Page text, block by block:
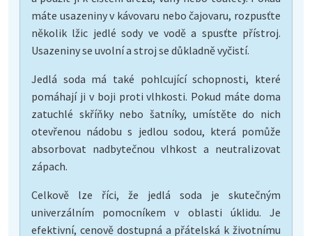
máte usazeniny v kávovaru nebo čajovaru, rozpusťte
několik lžic jedlé sody ve vodě a spusťte přístroj.
Usazeniny se uvolní a stroj se důkladně vyčistí.
Jedlá soda má také pohlcující schopnosti, které
pomáhají ji v boji proti vlhkosti. Pokud máte doma
zatuchlé skříňky nebo šatníky, umístěte do nich
otevřenou nádobu s jedlou sodou, která pomůže
absorbovat nadbytečnou vlhkost a neutralizovat
zápach.
Celkově lze říci, že jedlá soda je skutečným
univerzálním pomocníkem v oblasti úklidu. Je
efektivní, cenově dostupná a přátelská k životnímu